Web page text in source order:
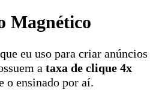
Magnético
eu uso para criar anúncios
a taxa de clique 4x
o ensinado por aí.